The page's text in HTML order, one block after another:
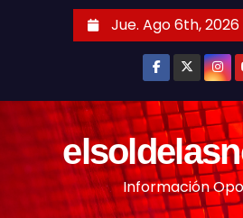
Jue. Ago 6th, 2026
Información